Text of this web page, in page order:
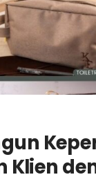
Klien